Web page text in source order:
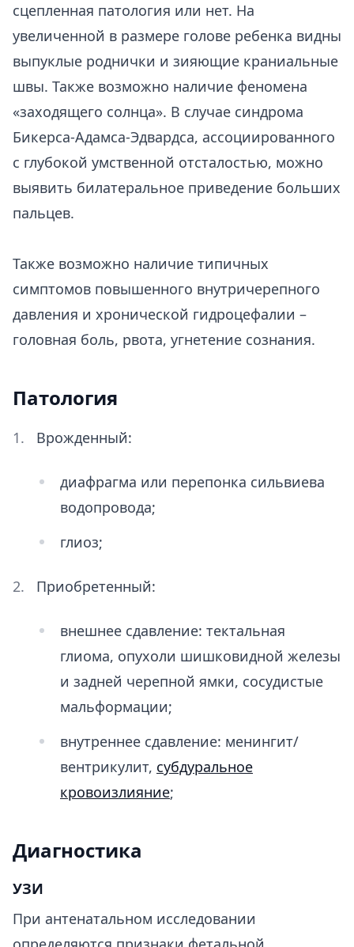
сцепленная патология или нет. На
увеличенной в размере голове ребенка видны
выпуклые роднички и зияющие краниальные
швы. Также возможно наличие феномена
«заходящего солнца». В случае синдрома
Бикерса-Адамса-Эдвардса, ассоциированного
с глубокой умственной отсталостью, можно
выявить билатеральное приведение больших
пальцев.
Также возможно наличие типичных
симптомов повышенного внутричерепного
давления и хронической гидроцефалии –
головная боль, рвота, угнетение сознания.
Патология
Врожденный:
диафрагма или перепонка сильвиева
водопровода;
глиоз;
Приобретенный:
внешнее сдавление: тектальная
глиома, опухоли шишковидной железы
и задней черепной ямки, сосудистые
мальформации;
внутреннее сдавление: менингит/
вентрикулит, субдуральное
кровоизлияние;
Диагностика
УЗИ
При антенатальном исследовании